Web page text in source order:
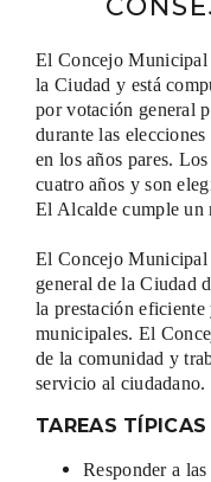
El Concejo Municipal
la Ciudad y está
por votación general
durante las
en los años pares.
cuatro años y son
El Alcalde cumple un
El Concejo Municipal
general de la Ciudad
la prestación
municipales. El
de la comunidad y
servicio al ciudadano.
TAREAS TÍPICAS
Responder a